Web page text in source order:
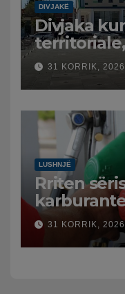
DIVJAKË
Divjaka
protestë.
31 KORRIK, 2026
LUSHNJË
Rriten
Tensionet
Mesme
31 KORRIK, 2026